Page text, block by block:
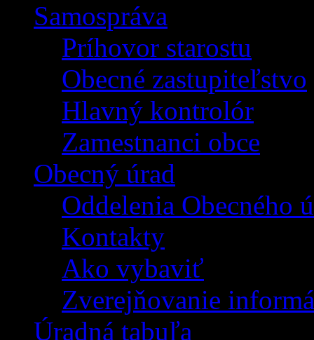
Samospráva
Príhovor starostu
Obecné zastupiteľstvo
Hlavný kontrolór
Zamestnanci obce
Obecný úrad
Oddelenia Obecného
Kontakty
Ako vybaviť
Zverejňovanie
Úradná tabuľa